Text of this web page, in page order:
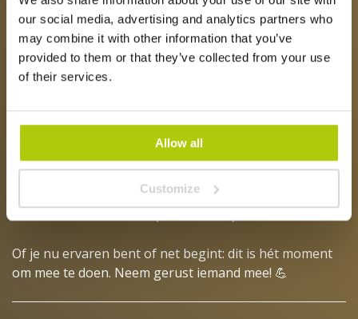
our social media, advertising and analytics partners who
may combine it with other information that you’ve
provided to them or that they’ve collected from your use
of their services.
Allow all
Customize
🕘 09:00 – 10:30 uur
Een gezellige en sportieve start van je dag, met focus
op nieuwe spelers, ontmoeten en vooral veel plezier op
de baan!
🎾 Wij regelen ballen en banen – jij hoeft alleen te
spelen
🔥 Leuke, toegankelijke wedstrijden
☕ Gezellig napraten inclusief kopje koffie of thee
Of je nu ervaren bent of net begint: dit is hét moment
om mee te doen. Neem gerust iemand mee! 💪